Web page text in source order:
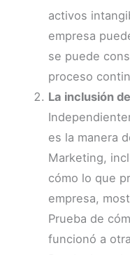
activos
empresa
se puede
proceso
La inclusión
es la manera
Marketing,
cómo lo que
empresa,
Prueba de
funcionó a